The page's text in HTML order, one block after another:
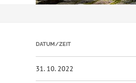
DATUM/ZEIT
31. 10. 2022